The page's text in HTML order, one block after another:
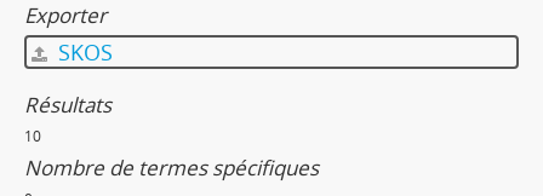
Exporter
SKOS
Résultats
10
Nombre de termes spécifiques